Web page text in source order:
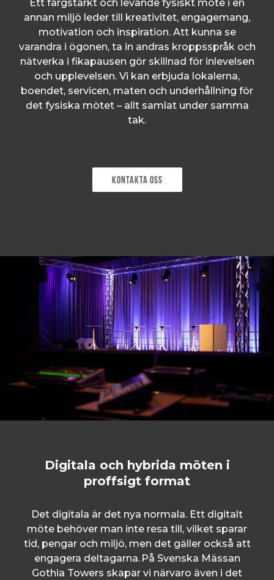
Ett färgstarkt och levande fysiskt möte i en
annan miljö leder till kreativitet, engagemang,
motivation och inspiration. Att kunna se
varandra i ögonen, ta in andras kroppsspråk och
nätverka i fikapausen gör skillnad för inlevelsen
och upplevelsen. Vi kan erbjuda lokalerna,
boendet, servicen, maten och underhållning för
det fysiska mötet – allt samlat under samma
tak.
Kontakta oss
Digitala och hybrida möten i
proffsigt format
Det digitala är det nya normala. Ett digitalt
möte behöver man inte resa till, vilket sparar
tid, pengar och miljö, men det gäller också att
engagera deltagarna. På Svenska Mässan
Gothia Towers skapar vi närvaro även i det